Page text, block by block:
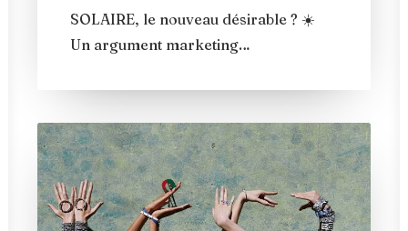
SOLAIRE, le nouveau désirable ? ☀️
Un argument marketing…